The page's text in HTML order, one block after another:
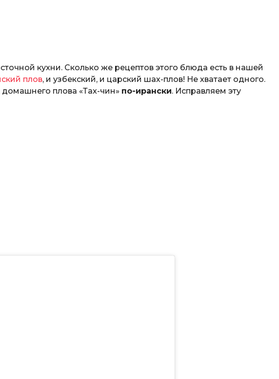
кухни. Сколько же рецептов этого блюда есть в нашей
плов, и узбекский, и царский шах-плов! Не хватает одного.
плова «Тах-чин» по-ирански. Исправляем эту